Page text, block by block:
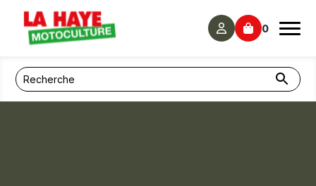
Panneau de gestion des cookies
0